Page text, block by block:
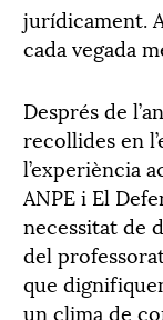
jurídicament.
cada vegada
Després de
recollides en
l’experiència
ANPE i El
necessitat de
del
que
un clima de